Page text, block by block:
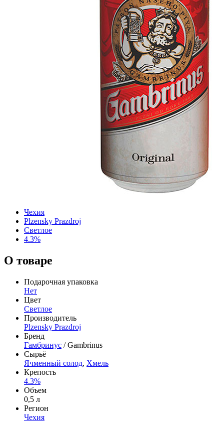
Чехия
Plzensky Prazdroj
Светлое
4.3%
О товаре
Подарочная упаковка
Нет
Цвет
Светлое
Производитель
Plzensky Prazdroj
Бренд
Гамбринус / Gambrinus
Сырьё
Ячменный солод, Хмель
Крепость
4.3%
Объем
0,5 л
Регион
Чехия